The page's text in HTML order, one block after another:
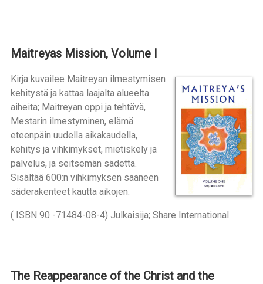
Maitreyas Mission, Volume I
Kirja kuvailee Maitreyan ilmestymisen
kehitystä ja kattaa laajalta alueelta
aiheita; Maitreyan oppi ja tehtävä,
Mestarin ilmestyminen, elämä
eteenpäin uudella aikakaudella,
kehitys ja vihkimykset, mietiskely ja
palvelus, ja seitsemän sädettä.
Sisältää 600:n vihkimyksen saaneen
säderakenteet kautta aikojen.
( ISBN 90 -71484-08-4) Julkaisija; Share International
The Reappearance of the Christ and the